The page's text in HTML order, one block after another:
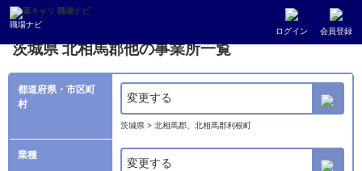
職場ナビ
ログイン 会員登録
薬キャリ 職場ナビ 北相馬郡他の事業所一覧
茨城県 北相馬郡他の事業所一覧
都道府県・市区町
村
変更する
茨城県 > 北相馬郡、北相馬郡利根町
業種
変更する